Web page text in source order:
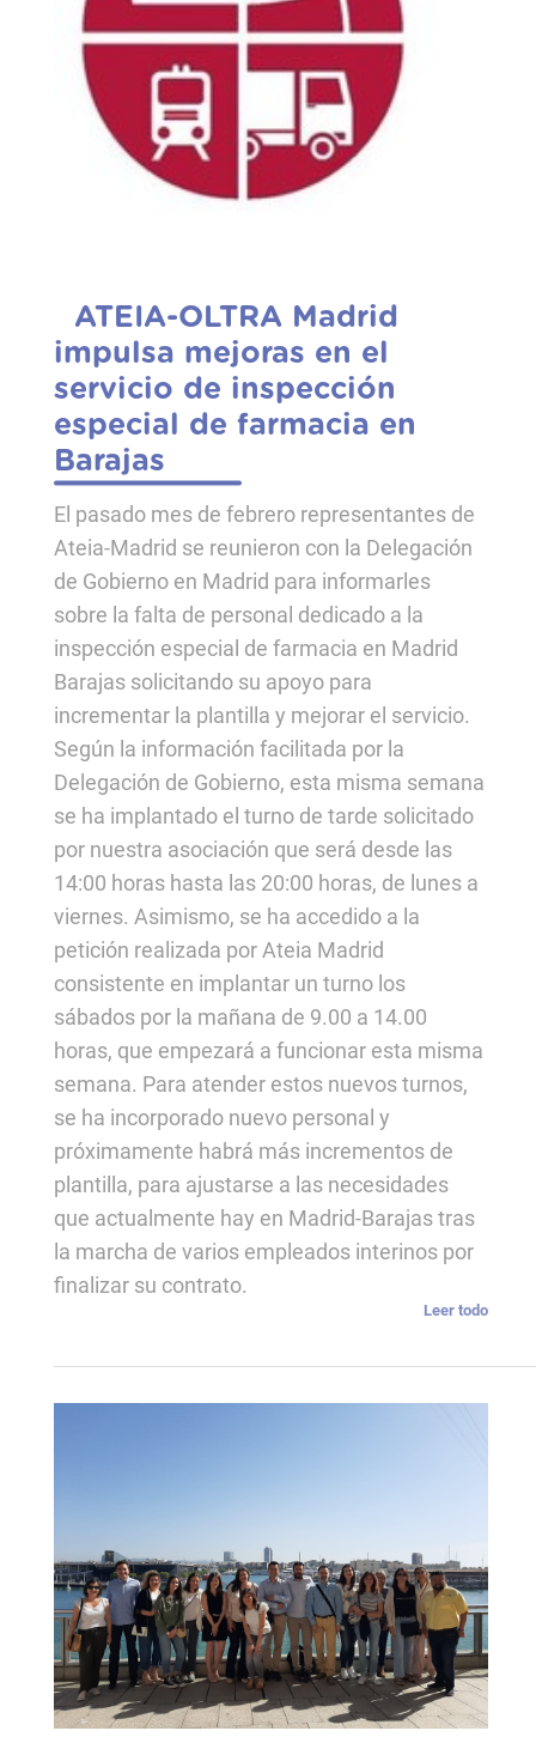
ATEIA-OLTRA Madrid
impulsa mejoras en el
servicio de inspección
especial de farmacia en
Barajas
El pasado mes de febrero representantes de
Ateia-Madrid se reunieron con la Delegación
de Gobierno en Madrid para informarles
sobre la falta de personal dedicado a la
inspección especial de farmacia en Madrid
Barajas solicitando su apoyo para
incrementar la plantilla y mejorar el servicio.
Según la información facilitada por la
Delegación de Gobierno, esta misma semana
se ha implantado el turno de tarde solicitado
por nuestra asociación que será desde las
14:00 horas hasta las 20:00 horas, de lunes a
viernes. Asimismo, se ha accedido a la
petición realizada por Ateia Madrid
consistente en implantar un turno los
sábados por la mañana de 9.00 a 14.00
horas, que empezará a funcionar esta misma
semana. Para atender estos nuevos turnos,
se ha incorporado nuevo personal y
próximamente habrá más incrementos de
plantilla, para ajustarse a las necesidades
que actualmente hay en Madrid-Barajas tras
la marcha de varios empleados interinos por
finalizar su contrato.
Leer todo